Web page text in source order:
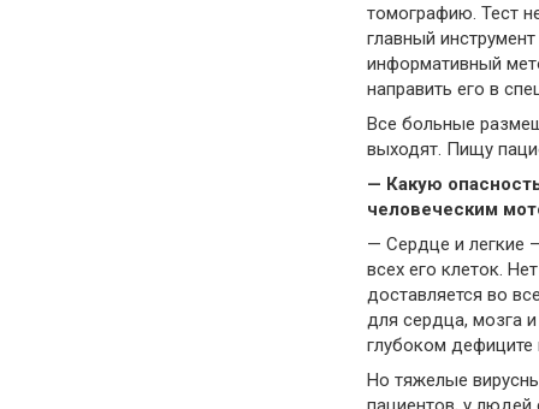
томографию. Тест
главный
информативный
направить его в
Все больные
выходят. Пищу
— Какую
человеческим
— Сердце и легкие
всех его клеток.
доставляется во
для сердца, мозга
глубоком дефиците
Но тяжелые